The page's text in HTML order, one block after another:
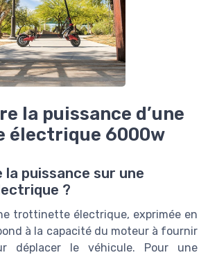
la puissance d’une
6000w
la puissance sur une
?
trottinette électrique, exprimée en
à la capacité du moteur à fournir
déplacer le véhicule. Pour une